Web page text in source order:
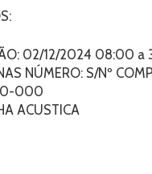
02/12/2024 08:00 a
NÚMERO: S/Nº
000
ACUSTICA